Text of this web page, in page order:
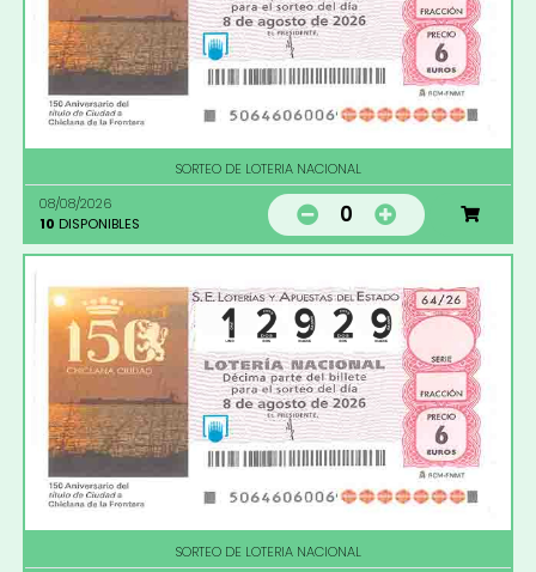
SORTEO DE LOTERIA NACIONAL
08/08/2026
10 DISPONIBLES 0
SORTEO DE LOTERIA NACIONAL